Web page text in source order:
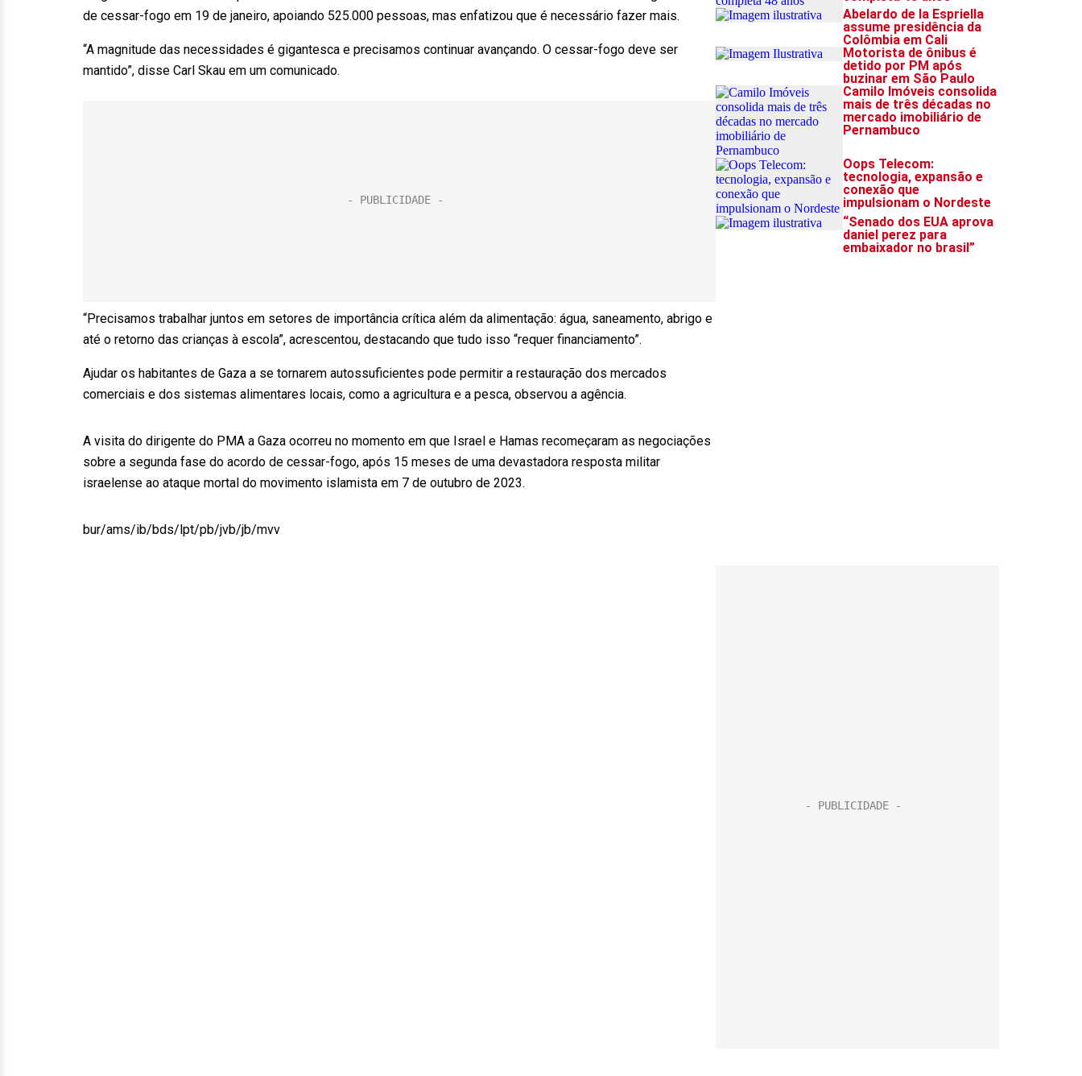
de cessar-fogo em 19 de janeiro, apoiando 525.000 pessoas, mas enfatizou que é necessário fazer mais.
“A magnitude das necessidades é gigantesca e precisamos continuar avançando. O cessar-fogo deve ser
mantido”, disse Carl Skau em um comunicado.
“Precisamos trabalhar juntos em setores de importância crítica além da alimentação: água, saneamento, abrigo e
até o retorno das crianças à escola”, acrescentou, destacando que tudo isso “requer financiamento”.
Ajudar os habitantes de Gaza a se tornarem autossuficientes pode permitir a restauração dos mercados
comerciais e dos sistemas alimentares locais, como a agricultura e a pesca, observou a agência.
A visita do dirigente do PMA a Gaza ocorreu no momento em que Israel e Hamas recomeçaram as negociações
sobre a segunda fase do acordo de cessar-fogo, após 15 meses de uma devastadora resposta militar
israelense ao ataque mortal do movimento islamista em 7 de outubro de 2023.
bur/ams/ib/bds/lpt/pb/jvb/jb/mvv